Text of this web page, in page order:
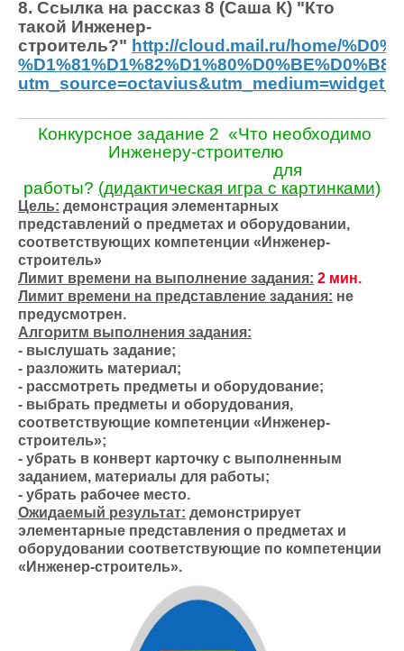
8. Ссылка на рассказ 8 (Саша К) "Кто
такой Инженер-
строитель?" http://cloud.mail.ru/home/
Конкурсное задание 2 «Что необходимо
Инженеру-строителю
для
работы? (дидактическая игра с картинками)
Цель: демонстрация элементарных
представлений о предметах и оборудовании,
соответствующих компетенции «Инженер-
строитель»
Лимит времени на выполнение задания: 2 мин.
Лимит времени на представление задания: не
предусмотрен.
Алгоритм выполнения задания:
- выслушать задание;
- разложить материал;
- рассмотреть предметы и оборудование;
- выбрать предметы и оборудования,
соответствующие компетенции «Инженер-
строитель»;
- убрать в конверт карточку с выполненным
заданием, материалы для работы;
- убрать рабочее место.
Ожидаемый результат: демонстрирует
элементарные представления о предметах и
оборудовании соответствующие по компетенции
«Инженер-строитель».